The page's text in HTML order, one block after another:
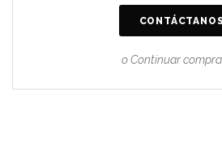
CONTÁCTANOS
o Continuar